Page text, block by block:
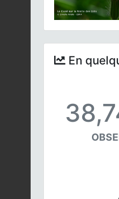
En